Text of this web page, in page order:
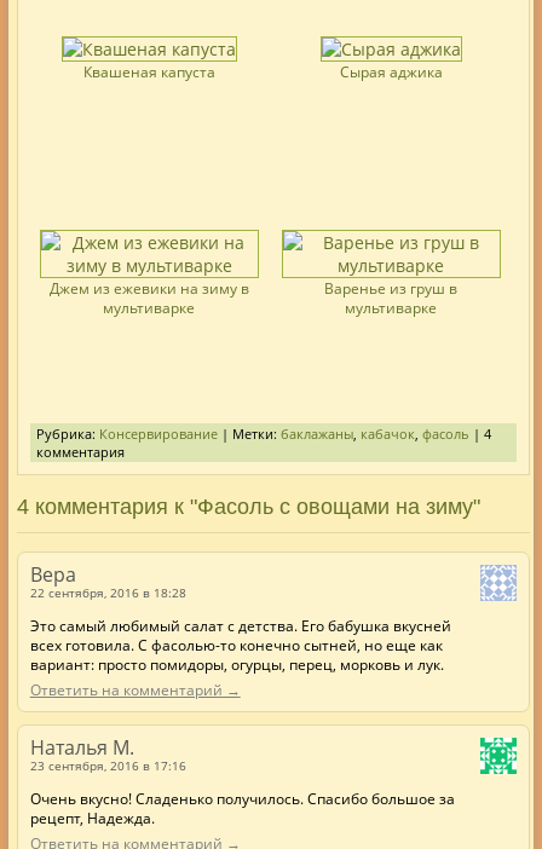
Квашеная капуста Сырая аджика
Джем из ежевики на зиму в
мультиварке
Варенье из груш в
мультиварке
Рубрика: Консервирование| Метки: баклажаны, кабачок фасоль | 4
комментария
4 комментария к "Фасоль с овощами на зиму"
Вера
22 сентября, 2016 в 18:28
Это самый любимый салат с детства. Его бабушка вкусней
всех готовила. С фасолью-то конечно сытней, но еще как
вариант: просто помидоры, огурцы, перец, морковь и лук.
Ответить на комментарий →
Наталья М.
23 сентября, 2016 в 17:16
Очень вкусно! Сладенько получилось. Спасибо большое за
рецепт, Надежда.
Ответить на комментарий →